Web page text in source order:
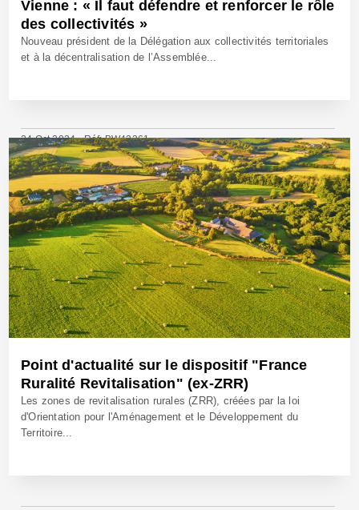
Vienne : « Il faut défendre et renforcer le rôle
des collectivités »
Nouveau président de la Délégation aux collectivités territoriales
et à la décentralisation de l’Assemblée...
24 Oct 2024 - Réf: BW42361
Point d'actualité sur le dispositif "France
Ruralité Revitalisation" (ex-ZRR)
Les zones de revitalisation rurales (ZRR), créées par la loi
d'Orientation pour l'Aménagement et le Développement du
Territoire...